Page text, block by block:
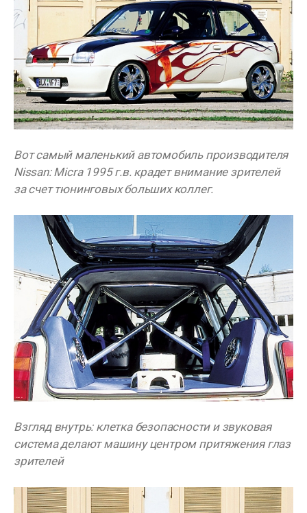
Вот самый маленький автомобиль производителя
Nissan: Micra 1995 г.в. крадет внимание зрителей
за счет тюнинговых больших коллег.
Взгляд внутрь: клетка безопасности и звуковая
система делают машину центром притяжения глаз
зрителей